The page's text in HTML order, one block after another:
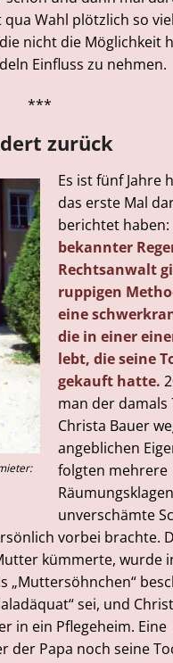
Wahl plötzlich so
nicht die Möglichkeit
Einfluss zu nehmen.
***
zurück
Es ist fünf Jahre
das erste Mal
berichtet haben:
bekannter
Rechtsanwalt
ruppigen
eine
die in einer
lebt, die seine
gekauft hatte.
man der damals
Christa Bauer
angeblichen
folgten mehrere
unverschämte
vorbei brachte.
kümmerte, wurde
„Muttersöhnchen“
sei, und
in ein Pflegeheim. Eine
der Papa noch seine